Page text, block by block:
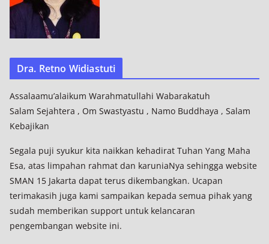
Dra. Retno Widiastuti
Assalaamu’alaikum Warahmatullahi Wabarakatuh
Salam Sejahtera , Om Swastyastu , Namo Buddhaya , Salam
Kebajikan
Segala puji syukur kita naikkan kehadirat Tuhan Yang Maha
Esa, atas limpahan rahmat dan karuniaNya sehingga website
SMAN 15 Jakarta dapat terus dikembangkan. Ucapan
terimakasih juga kami sampaikan kepada semua pihak yang
sudah memberikan support untuk kelancaran
pengembangan website ini.